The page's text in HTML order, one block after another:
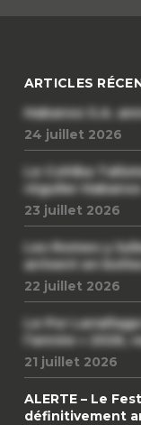
ARTICLES
Habanos S.A.
24 juillet 2026
Le Cohiba
régulier Habanos
23 juillet 2026
Les Romeo y
arrivent en
22 juillet 2026
Le Por
l’année »
21 juillet 2026
ALERTE – Le
définitivement